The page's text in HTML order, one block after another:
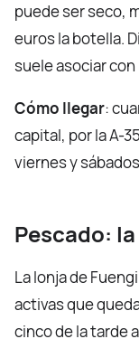
puede ser seco,
euros la botella.
suele asociar con
Cómo llegar:
capital, por la A-
viernes y
Pescado:
La lonja de
activas que
cinco de la tarde